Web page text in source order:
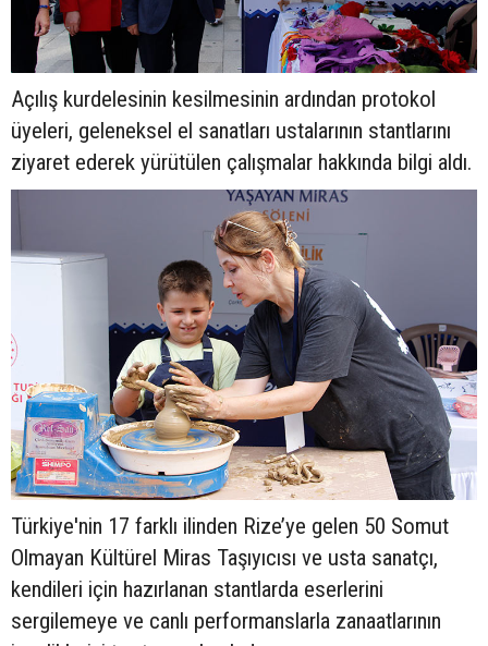
Açılış kurdelesinin kesilmesinin ardından protokol
üyeleri, geleneksel el sanatları ustalarının stantlarını
ziyaret ederek yürütülen çalışmalar hakkında bilgi aldı.
Türkiye'nin 17 farklı ilinden Rize’ye gelen 50 Somut
Olmayan Kültürel Miras Taşıyıcısı ve usta sanatçı,
kendileri için hazırlanan stantlarda eserlerini
sergilemeye ve canlı performanslarla zanaatlarının